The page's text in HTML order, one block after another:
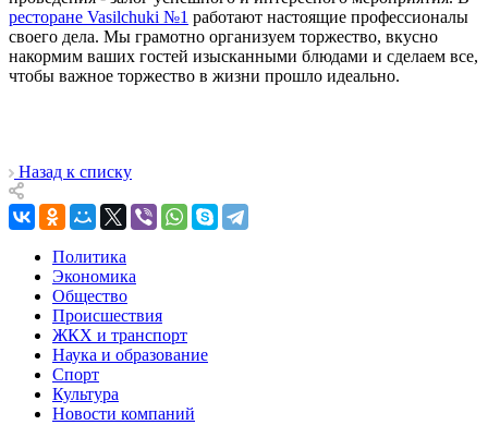
ресторане Vasilchuki №1 работают настоящие профессионалы
своего дела. Мы грамотно организуем торжество, вкусно
накормим ваших гостей изысканными блюдами и сделаем все,
чтобы важное торжество в жизни прошло идеально.
Назад к списку
Политика
Экономика
Общество
Происшествия
ЖКХ и транспорт
Наука и образование
Спорт
Культура
Новости компаний